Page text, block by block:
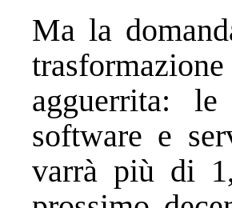
Ma la
agguerrita:
software e
varrà più di